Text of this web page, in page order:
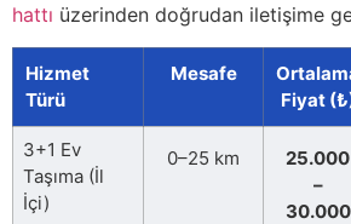
hattı üzerinden doğrudan iletişime
Hizmet
Türü
Mesafe
Fiyat
3+1 Ev
Taşıma (İl
İçi)
0–25 km
25.000
–
30.000